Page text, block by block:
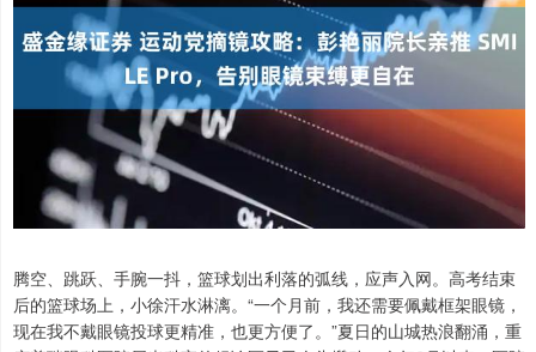
腾空、跳跃、手腕一抖，篮球划出利落的弧线，应声入网。高考结束
后的篮球场上，小徐汗水淋漓。“一个月前，我还需要佩戴框架眼镜，
现在我不戴眼镜投球更精准，也更方便了。”夏日的山城热浪翻涌，重